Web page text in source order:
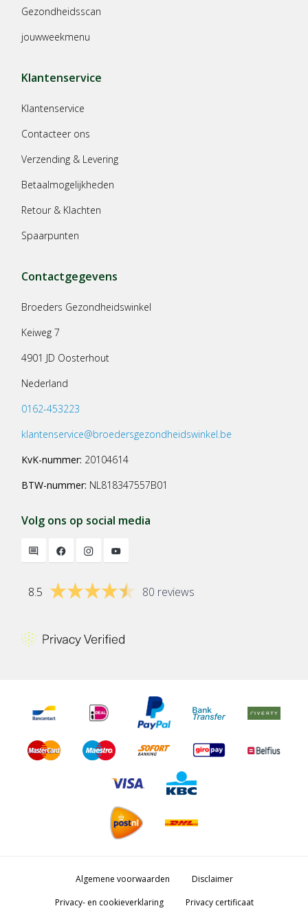
Gezondheidsscan
jouwweekmenu
Klantenservice
Klantenservice
Contacteer ons
Verzending & Levering
Betaalmogelijkheden
Retour & Klachten
Spaarpunten
Contactgegevens
Broeders Gezondheidswinkel
Keiweg 7
4901 JD Oosterhout
Nederland
0162-453223
klantenservice@broedersgezondheidswinkel.be
KvK-nummer: 20104614
BTW-nummer: NL818347557B01
Volg ons op social media
8.5 80 reviews
Algemene voorwaarden
Disclaimer
Privacy- en cookieverklaring
Privacy certificaat